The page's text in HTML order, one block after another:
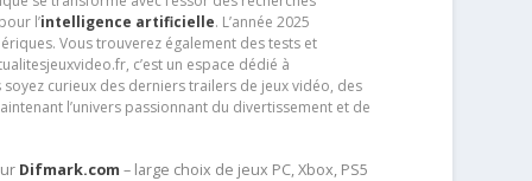
l’intelligence artificielle. L’année 2025
Vous trouverez également des tests et
c’est un espace dédié à
curieux des derniers trailers de jeux vidéo, des
l’univers passionnant du divertissement et de
Difmark.com – large choix de jeux PC, Xbox, PS5